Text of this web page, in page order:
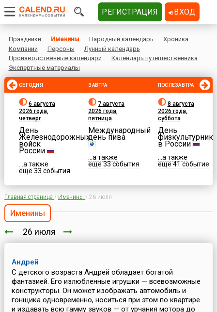
Праздники Именины Народный календарь
Хроника
Компании
Персоны
Лунный календарь
Производственные календари
Календарь путешественника
Экспертные материалы
СЕГОДНЯ
6 августа
2026 года,
четверг
День
Железнодорожных
войск
России
...а также
еще 33 события
ЗАВТРА
7 августа
2026 года,
пятница
Международный
день пива
...а также
еще 33 события
ПОСЛЕЗАВТРА
8 августа
2026 года,
суббота
День
физкультурника
в России
...а также
еще 41 событие
Главная страница / Именины / 26 июля
Именины
26 июля
Андрей
С детского возраста Андрей обладает богатой
фантазией. Его излюбленные игрушки — всевозможные
конструкторы. Он может изображать автомобиль и
гонщика одновременно, носиться при этом по квартире
и издавать всю гамму звуков — от урчания мотора до
РЕГИСТРАЦИЯ ВХОД